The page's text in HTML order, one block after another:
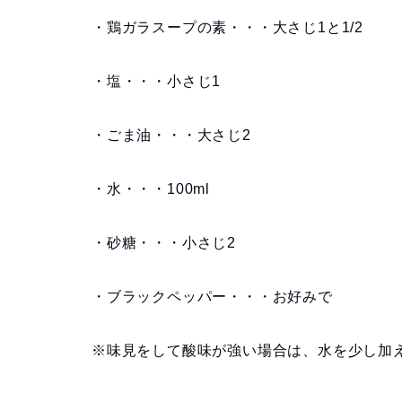
・鶏ガラスープの素・・・大さじ1と1/2
・塩・・・小さじ1
・ごま油・・・大さじ2
・水・・・100ml
・砂糖・・・小さじ2
・ブラックペッパー・・・お好みで
※味見をして酸味が強い場合は、水を少し加